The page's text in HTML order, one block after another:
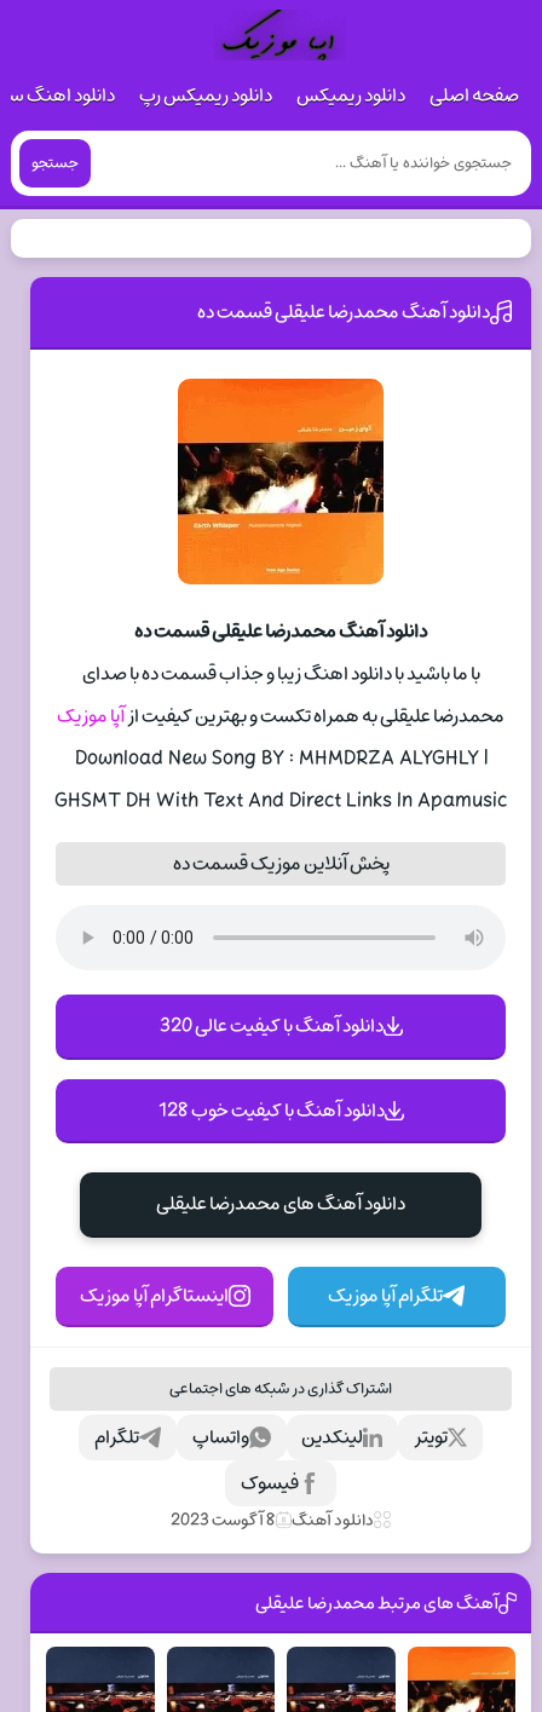
صفحه اصلی دانلود ریمیکس دانلود ریمیکس رپ دانلود اهنگ
جستجو
دانلود آهنگ محمدرضا علیقلی قسمت ده
دانلود آهنگ محمدرضا علیقلی قسمت ده
با ما باشید با دانلود اهنگ زیبا و جذاب قسمت ده با صدای
محمدرضا علیقلی به همراه تکست و بهترین کیفیت ازآپا موزیک
Download New Song BY : MHMDRZA ALYGHLY |
GHSMT DH With Text And Direct Links In Apamusic
پخش آنلاین موزیک قسمت ده
دانلود آهنگ با کیفیت عالی 320
دانلود آهنگ با کیفیت خوب 128
دانلود آهنگ های محمدرضا علیقلی
تلگرام آپا موزیک اینستاگرام آپا موزیک
اشتراک گذاری در شبکه های اجتماعی
تلگرام واتساپ لینکدین
تویتر
فیسوک
دانلود آهنگ 8 آگوست 2023
آهنگ های مرتبط محمدرضا علیقلی